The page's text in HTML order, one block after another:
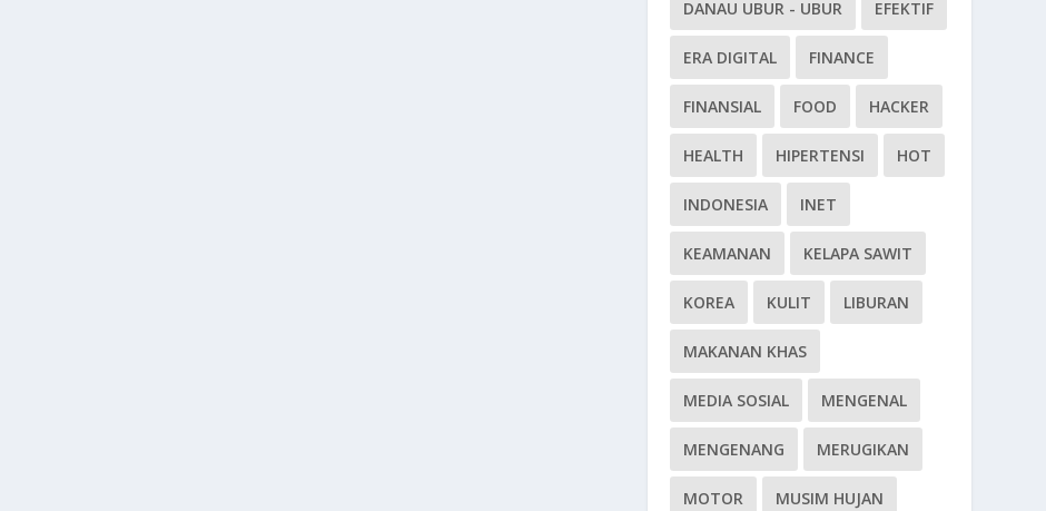
DANAU UBUR - UBUR EFEKTIF
ERA DIGITAL FINANCE
FINANSIAL FOOD HACKER
HEALTH HIPERTENSI HOT
INDONESIA INET
KEAMANAN KELAPA SAWIT
KOREA KULIT LIBURAN
MAKANAN KHAS
MEDIA SOSIAL MENGENAL
MENGENANG MERUGIKAN
MOTOR MUSIM HUJAN